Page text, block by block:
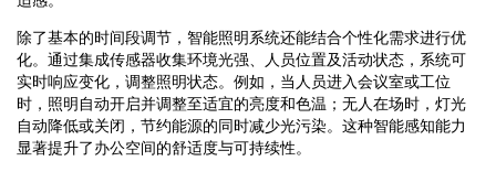
除了基本的时间段调节，智能照明系统还能结合个性化需求进行优
化。通过集成传感器收集环境光强、人员位置及活动状态，系统可
实时响应变化，调整照明状态。例如，当人员进入会议室或工位
时，照明自动开启并调整至适宜的亮度和色温；无人在场时，灯光
自动降低或关闭，节约能源的同时减少光污染。这种智能感知能力
显著提升了办公空间的舒适度与可持续性。